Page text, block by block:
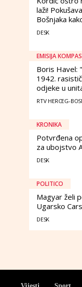
laži!
Bošnjaka
DESK
EMISIJA KOMPAS
Boris Havel:
1942.
odjeke u
RTV HERCEG-
KRONIKA
Potvrđena
za ubojstvo
DESK
POLITICO
Magyar želi
Ugarsko
DESK